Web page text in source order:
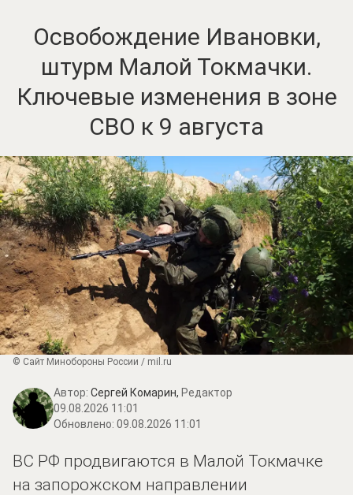
Освобождение Ивановки,
штурм Малой Токмачки.
Ключевые изменения в зоне
СВО к 9 августа
© Сайт Минобороны России / mil.ru
Автор: Сергей Комарин, Редактор
09.08.2026 11:01
Обновлено: 09.08.2026 11:01
ВС РФ продвигаются в Малой Токмачке
на запорожском направлении